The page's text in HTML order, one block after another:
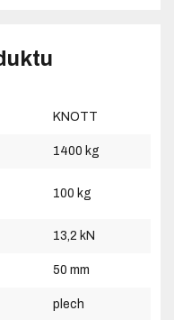
KNOTT
1400 kg
100 kg
13,2 kN
50 mm
plech